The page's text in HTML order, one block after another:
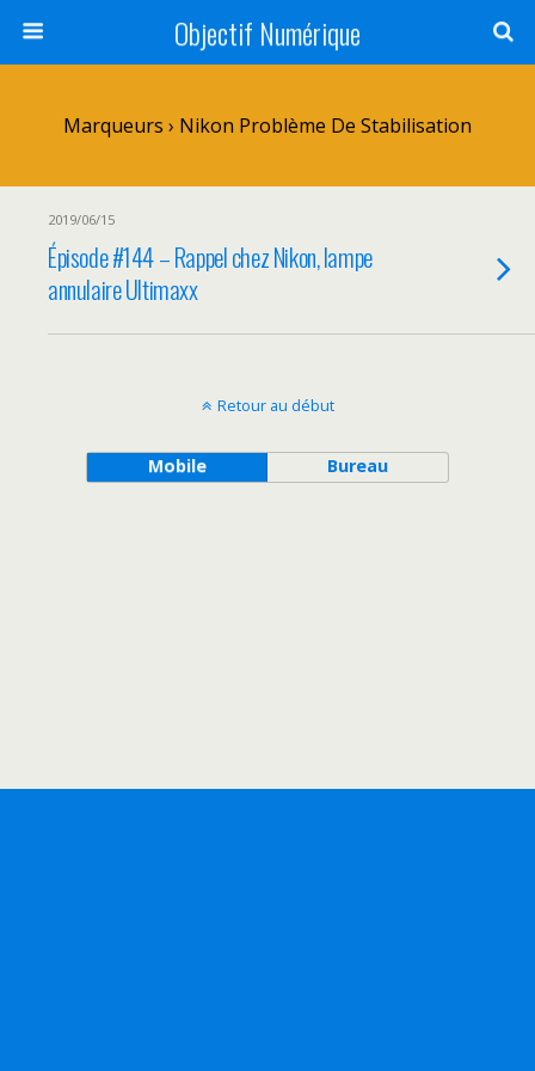
Objectif Numérique
Marqueurs › Nikon Problème De Stabilisation
2019/06/15
Épisode #144 – Rappel chez Nikon, lampe
annulaire Ultimaxx
Retour au début
Mobile Bureau